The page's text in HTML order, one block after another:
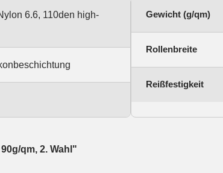
6.6, 110den high-
Gewicht (g/qm)
Rollenbreite
Reißfestigkeit
qm, 2. Wahl"